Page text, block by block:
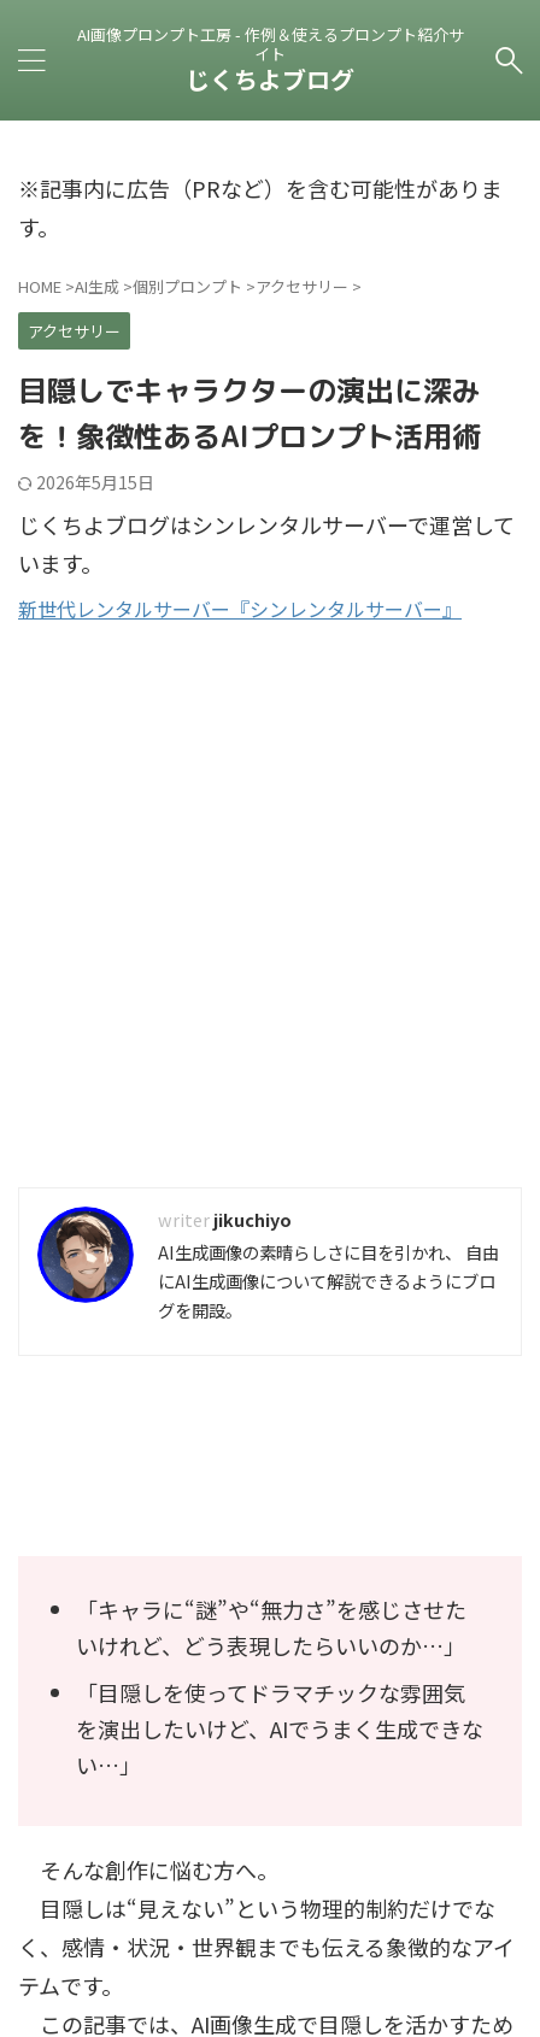
AI画像プロンプト工房 - 作例＆使えるプロンプト紹介サ
イト
じくちよブログ
※記事内に広告（PRなど）を含む可能性がありま
す。
HOME >AI生成 >個別プロンプト >アクセサリー >
アクセサリー
目隠しでキャラクターの演出に深み
を！象徴性あるAIプロンプト活用術
2026年5月15日
じくちよブログはシンレンタルサーバーで運営して
います。
新世代レンタルサーバー『シンレンタルサーバー』
jikuchiyo
AI生成画像の素晴らしさに目を引かれ、 自由
にAI生成画像について解説できるようにブロ
グを開設。
「キャラに“謎”や“無力さ”を感じさせた
いけれど、どう表現したらいいのか…」
「目隠しを使ってドラマチックな雰囲気
を演出したいけど、AIでうまく生成できな
い…」
そんな創作に悩む方へ。
目隠しは“見えない”という物理的制約だけでな
く、感情・状況・世界観までも伝える象徴的なアイ
テムです。
この記事では、AI画像生成で目隠しを活かすため